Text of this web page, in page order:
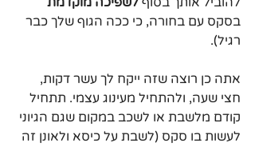
בסקס עם בחורה, כי ככה הגוף שלך כבר
רגיל).
אתה כן רוצה שזה ייקח לך עשר דקות,
חצי שעה, ולהתחיל מעינוג עצמי. תתחיל
קודם מלשבת או לשכב במקום שגם הגיוני
לעשות בו סקס (לשבת על כיסא ולאונן זה